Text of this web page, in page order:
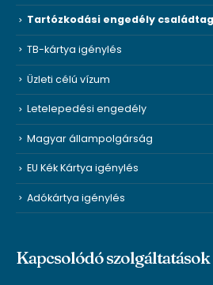
Tartózkodási engedély
TB-kártya igénylés
Üzleti célú vízum
Letelepedési engedély
Magyar állampolgárság
EU Kék Kártya igénylés
Adókártya igénylés
Kapcsolódó szolgáltatások